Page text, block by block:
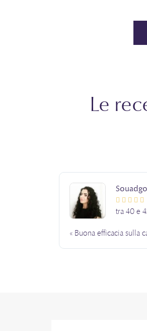
Le
    
tra 40 e
« Buona efficacia sulla